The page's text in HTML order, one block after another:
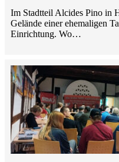
Im Stadtteil Alcides Pino in
Gelände einer ehemaligen
Einrichtung. Wo…